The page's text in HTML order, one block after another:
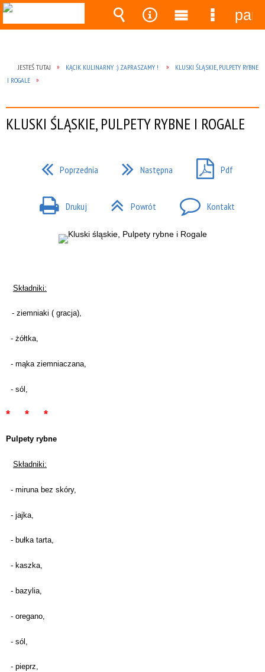
JESTEŚ TUTAJ KĄCIK KULINARNY :) ZAPRASZAMY !
KLUSKI ŚLĄSKIE, PULPETY RYBNE
I ROGALE
KLUSKI ŚLĄSKIE, PULPETY RYBNE I ROGALE
Poprzednia Następna Pdf
Drukuj Powrót Kontakt
Składniki:
- ziemniaki ( gracja),
- żółtka,
- mąka ziemniaczana,
- sól,
* * *
Pulpety rybne
Składniki:
- miruna bez skóry,
- jajka,
- bułka tarta,
- kaszka,
- bazylia,
- oregano,
- sól,
- pieprz,
Wyszukiwarka
Narzędzia
MenuMenu